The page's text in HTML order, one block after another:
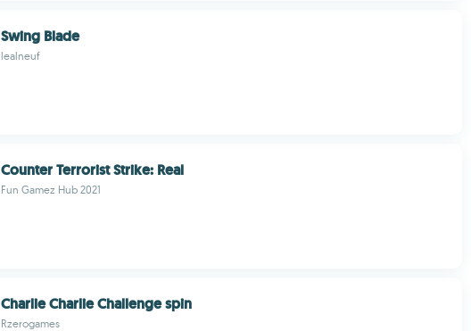
Swing Blade
lealneuf
Counter Terrorist Strike: Real
Fun Gamez Hub 2021
Charlie Charlie Challenge spin
Rzerogames